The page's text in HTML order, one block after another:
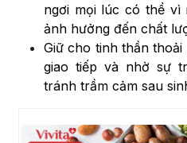
ngơi mọi lúc có thể vì
ảnh hưởng đến chất
Giữ cho tinh thần
giao tiếp và nhờ sự
tránh trầm cảm sau